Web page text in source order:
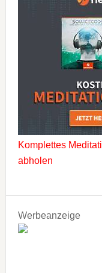
Komplettes
abholen
Werbeanzeige